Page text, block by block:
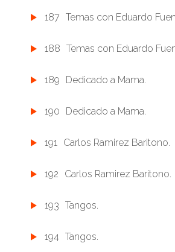
187 Temas con Eduardo
188 Temas con Eduardo
189 Dedicado a Mama.
190 Dedicado a Mama.
191 Carlos Ramirez Baritono.
192 Carlos Ramirez Baritono.
193 Tangos.
194 Tangos.